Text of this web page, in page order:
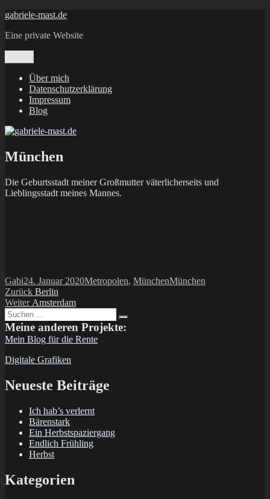
Zum
springen
gabriele-mast.de
Eine private Website
Über mich
Datenschutzerklärung
Impressum
Blog
München
Die Geburtsstadt meiner Großmutter väterlicherseits und
Lieblingsstadt meines Mannes.
Autor
GabiVeröffentlicht
am
24. Januar 2020Kategorien
Metropolen, MünchenSchlagwörter
München
Beitragsnavigation
Zurück Vorheriger
Beitrag:
Berlin
Weiter Nächster
Beitrag:
Amsterdam
Suchen
nach:
Meine anderen Projekte:
Mein Blog für die Rente
Digitale Grafiken
Neueste Beiträge
Ich hab’s verlernt
Bärenstark
Ein Herbstspaziergang
Endlich Frühling
Herbst
Kategorien